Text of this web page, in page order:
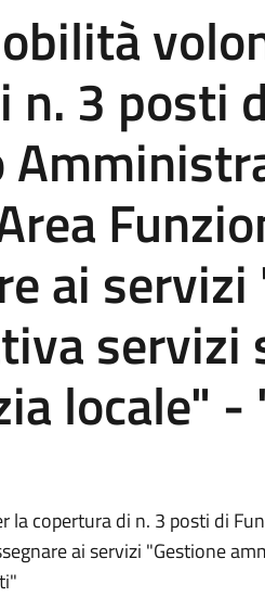
n. 3 posti
ai
servizi
locale" -
la copertura di n. 3 posti di
ai servizi "Gestione